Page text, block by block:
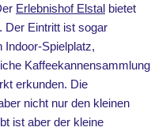
Erlebnishof Elstal bietet
Der Eintritt ist sogar
Indoor-Spielplatz,
Kaffeekannensammlung
erkunden. Die
nicht nur den kleinen
ist aber der kleine